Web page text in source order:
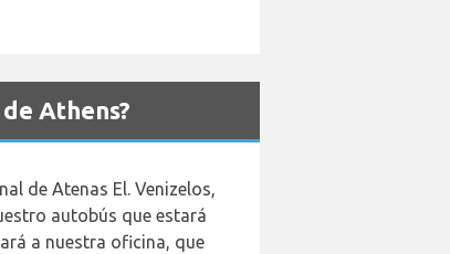
Athens?
de Atenas El. Venizelos,
autobús que estará
a nuestra oficina, que